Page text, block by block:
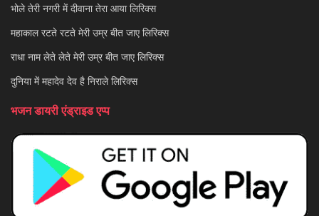
भोले तेरी नगरी में दीवाना तेरा आया लिरिक्स
महाकाल रटते रटते मेरी उम्र बीत जाए लिरिक्स
राधा नाम लेते लेते मेरी उम्र बीत जाए लिरिक्स
दुनिया में महादेव देव है निराले लिरिक्स
भजन डायरी एंड्राइड एप्प